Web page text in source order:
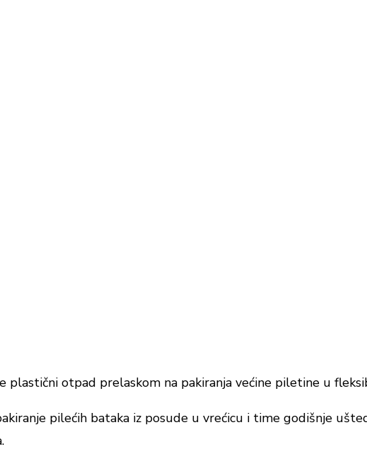
plastični otpad prelaskom na pakiranja većine piletine u
pilećih bataka iz posude u vrećicu i time godišnje